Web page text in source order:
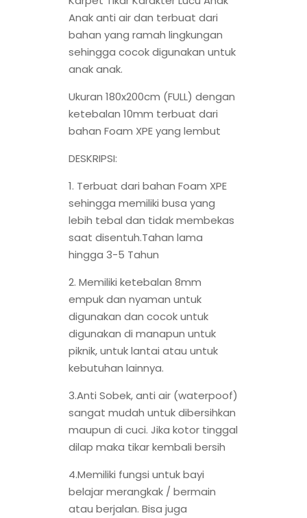
Anak anti air dan terbuat dari
bahan yang ramah lingkungan
sehingga cocok digunakan untuk
anak anak.
Ukuran 180x200cm (FULL) dengan
ketebalan 10mm terbuat dari
bahan Foam XPE yang lembut
DESKRIPSI:
1. Terbuat dari bahan Foam XPE
sehingga memiliki busa yang
lebih tebal dan tidak membekas
saat disentuh.Tahan lama
hingga 3-5 Tahun
2. Memiliki ketebalan 8mm
empuk dan nyaman untuk
digunakan dan cocok untuk
digunakan di manapun untuk
piknik, untuk lantai atau untuk
kebutuhan lainnya.
3.Anti Sobek, anti air (waterpoof)
sangat mudah untuk dibersihkan
maupun di cuci. Jika kotor tinggal
dilap maka tikar kembali bersih
4.Memiliki fungsi untuk bayi
belajar merangkak / bermain
atau berjalan. Bisa juga